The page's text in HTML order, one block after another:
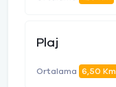
Plaj
Ortalama 6,50 Km